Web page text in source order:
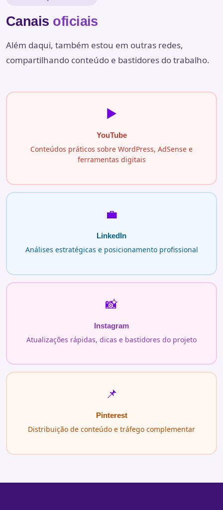
Canais oficiais
Além daqui, também estou em outras redes,
compartilhando conteúdo e bastidores do trabalho.
▶️
YouTube
Conteúdos práticos sobre WordPress, AdSense e
ferramentas digitais
💼
LinkedIn
Análises estratégicas e posicionamento profissional
📸
Instagram
Atualizações rápidas, dicas e bastidores do projeto
📌
Pinterest
Distribuição de conteúdo e tráfego complementar